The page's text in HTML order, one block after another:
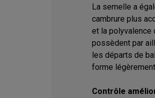
La semelle a
cambrure plus
et la
possèdent par
les départs de
forme
Contrôle